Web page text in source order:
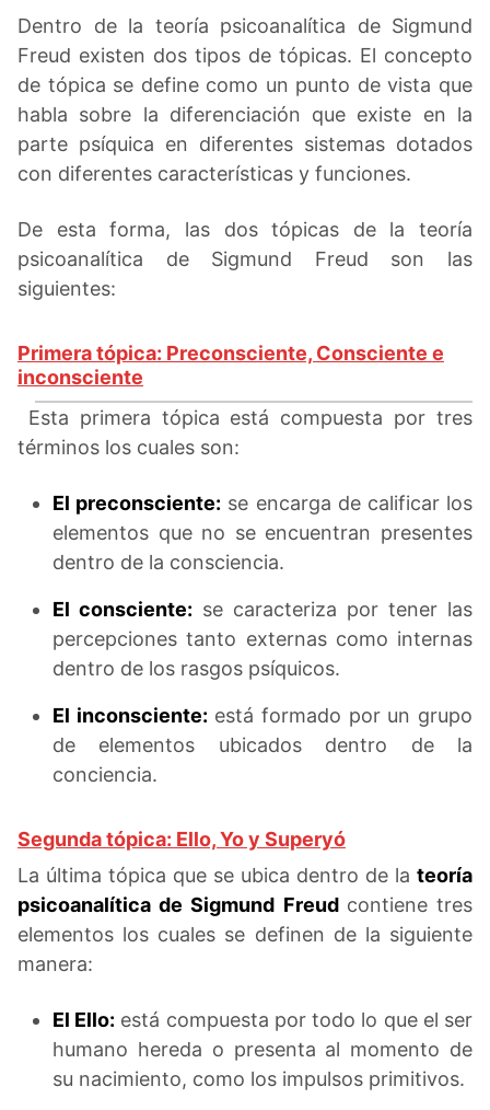
Dentro de la teoría psicoanalítica de Sigmund
Freud existen dos tipos de tópicas. El concepto
de tópica se define como un punto de vista que
habla sobre la diferenciación que existe en la
parte psíquica en diferentes sistemas dotados
con diferentes características y funciones.
De esta forma, las dos tópicas de la teoría
psicoanalítica de Sigmund Freud son las
siguientes:
Primera tópica: Preconsciente, Consciente e
inconsciente
Esta primera tópica está compuesta por tres
términos los cuales son:
El preconsciente: se encarga de calificar los
elementos que no se encuentran presentes
dentro de la consciencia.
El consciente: se caracteriza por tener las
percepciones tanto externas como internas
dentro de los rasgos psíquicos.
El inconsciente: está formado por un grupo
de elementos ubicados dentro de la
conciencia.
Segunda tópica: Ello, Yo y Superyó
La última tópica que se ubica dentro de la teoría
psicoanalítica de Sigmund Freud contiene tres
elementos los cuales se definen de la siguiente
manera:
El Ello: está compuesta por todo lo que el ser
humano hereda o presenta al momento de
su nacimiento, como los impulsos primitivos.